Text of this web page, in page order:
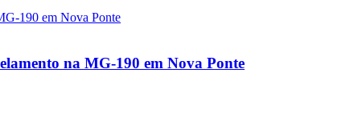
na MG-190 em Nova Ponte